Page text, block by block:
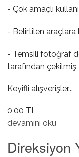
- Çok amaçlı
- Belirtilen araçlara
- Temsili fotoğraf
tarafından çekilmiş
Keyifli alışverişler...
0,00 TL
40 Amper 4 Bıçaklı
devamını oku
Direksiyon